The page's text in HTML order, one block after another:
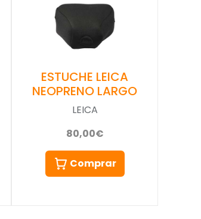
ESTUCHE LEICA
NEOPRENO LARGO
LEICA
80,00€
Comprar